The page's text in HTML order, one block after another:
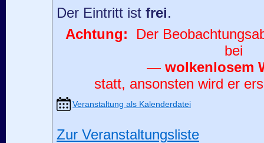
Der Eintritt ist frei.
Achtung: Der
bei
— wolkenlosem
statt, ansonsten wird er
Veranstaltung als Kalenderdatei
Zur Veranstaltungsliste